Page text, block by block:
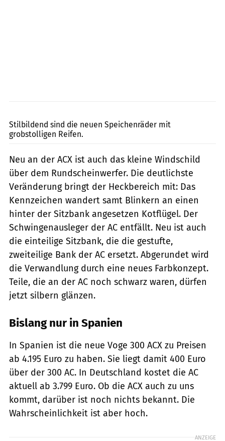
Stilbildend sind die neuen Speichenräder mit
grobstolligen Reifen.
Neu an der ACX ist auch das kleine Windschild
über dem Rundscheinwerfer. Die deutlichste
Veränderung bringt der Heckbereich mit: Das
Kennzeichen wandert samt Blinkern an einen
hinter der Sitzbank angesetzen Kotflügel. Der
Schwingenausleger der AC entfällt. Neu ist auch
die einteilige Sitzbank, die die gestufte,
zweiteilige Bank der AC ersetzt. Abgerundet wird
die Verwandlung durch eine neues Farbkonzept.
Teile, die an der AC noch schwarz waren, dürfen
jetzt silbern glänzen.
Bislang nur in Spanien
In Spanien ist die neue Voge 300 ACX zu Preisen
ab 4.195 Euro zu haben. Sie liegt damit 400 Euro
über der 300 AC. In Deutschland kostet die AC
aktuell ab 3.799 Euro. Ob die ACX auch zu uns
kommt, darüber ist noch nichts bekannt. Die
Wahrscheinlichkeit ist aber hoch.
ANZEIGE